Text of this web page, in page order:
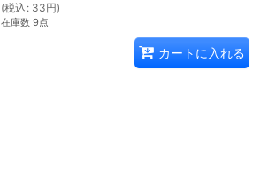
(税込 : 33円)
在庫数 9点
カートに入れる